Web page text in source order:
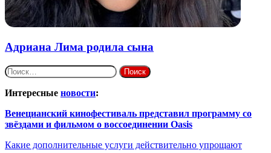
Адриана Лима родила сына
Найти:
Интересные новости:
Венецианский кинофестиваль представил программу со
звёздами и фильмом о воссоединении Oasis
Какие дополнительные услуги действительно упрощают